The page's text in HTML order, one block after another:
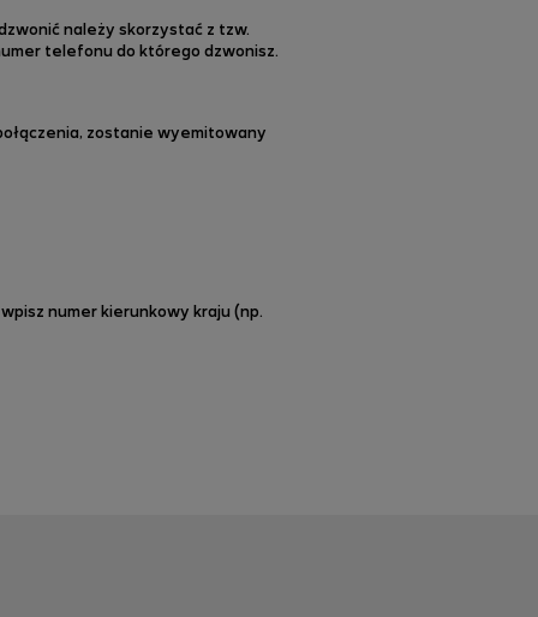
należy skorzystać z tzw.
telefonu do którego dzwonisz.
zostanie wyemitowany
numer kierunkowy kraju (np.